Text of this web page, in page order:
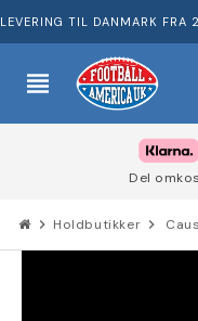
LEVERING TIL DANMARK FRA
view_headline
Del
chevron_right Holdbutikker chevron_right